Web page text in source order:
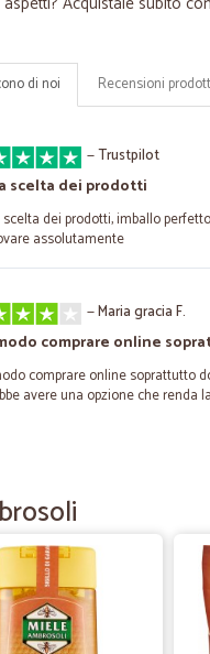
di noi Recensioni
—Trustpilot
scelta dei prodotti
dei prodotti, imballo
assolutamente
—Maria gracia F.
comprare online
comprare online soprattutto
avere una opzione che renda
per caso Cicalia
potuto acquistarli loro tramite.
varietà di prodotti, ne ho scelti
dopo 3 o 4 giorni,
che non mi aspettavo.